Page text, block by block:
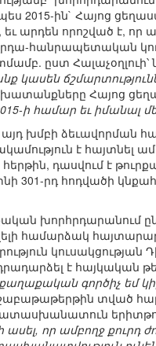
ին` Հայոց
արդեն որոշված է,
հանրապետական
ըստ
կասեն
Հայոց
ի համար եւ իմանալ
այդ խմբի
է հայտնել
դասվում է
301-րդ հոդվածի
խորհրդարանում
համարձակ
է հայկական
գործիչ եմ
տված
ասել, որ ամբողջ քուրդ